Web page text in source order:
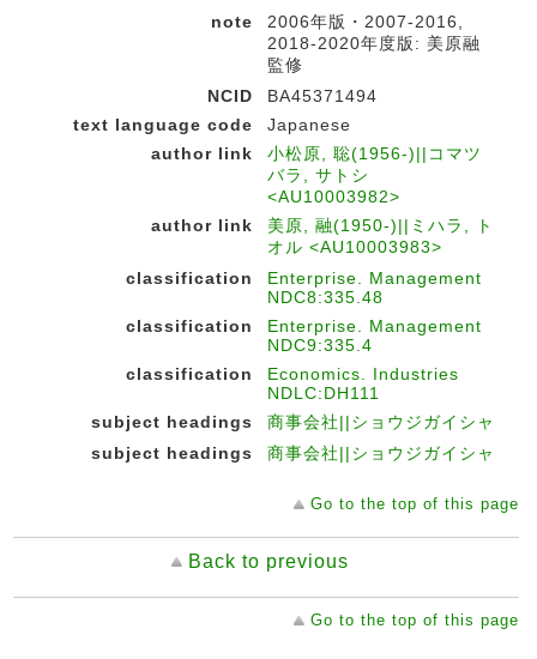
note
2006年版・2007-2016,
2018-2020年度版: 美原融
監修
NCID
BA45371494
text language code
Japanese
author link
小松原, 聡(1956-)||コマツ
バラ, サトシ
<AU10003982>
author link
美原, 融(1950-)||ミハラ, ト
オル <AU10003983>
classification
Enterprise. Management
NDC8:335.48
classification
Enterprise. Management
NDC9:335.4
classification
Economics. Industries
NDLC:DH111
subject headings
商事会社||ショウジガイシャ
subject headings
商事会社||ショウジガイシャ
Go to the top of this page
Back to previous
Go to the top of this page